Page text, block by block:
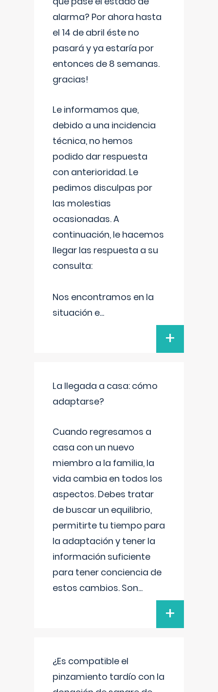
alarma? Por ahora hasta
el 14 de abril éste no
pasará y ya estaría por
entonces de 8 semanas.
gracias!
Le informamos que,
debido a una incidencia
técnica, no hemos
podido dar respuesta
con anterioridad. Le
pedimos disculpas por
las molestias
ocasionadas. A
continuación, le hacemos
llegar las respuesta a su
consulta:
Nos encontramos en la
situación e...
+
La llegada a casa: cómo
adaptarse?
Cuando regresamos a
casa con un nuevo
miembro a la familia, la
vida cambia en todos los
aspectos. Debes tratar
de buscar un equilibrio,
permitirte tu tiempo para
la adaptación y tener la
información suficiente
para tener conciencia de
estos cambios. Son...
+
¿Es compatible el
pinzamiento tardío con la